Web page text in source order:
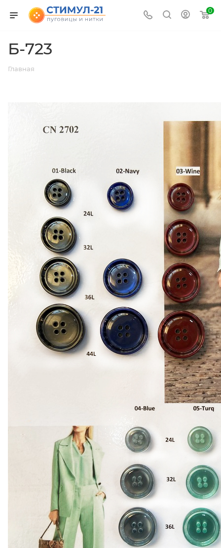
0
Б-723
Главная